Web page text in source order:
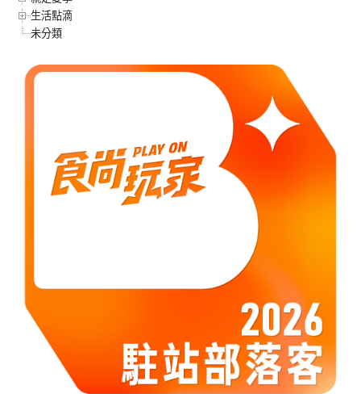
生活點滴
未分類